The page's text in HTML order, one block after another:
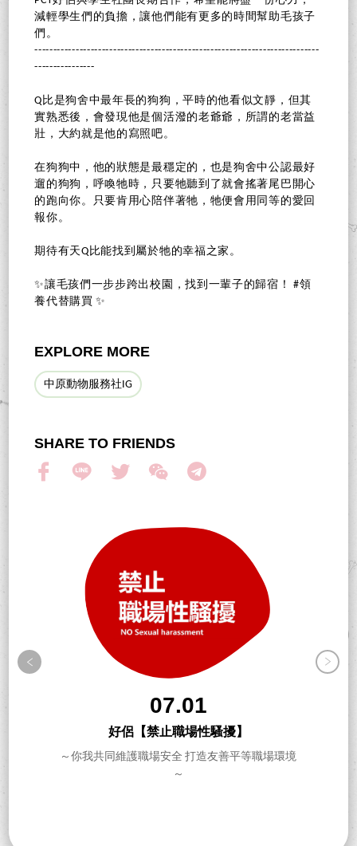
減輕學生們的負擔，讓他們能有更多的時間幫助毛孩子
們。
----------------------------------------------------------------------------
----------------
Q比是狗舍中最年長的狗狗，平時的他看似文靜，但其
實熟悉後，會發現他是個活潑的老爺爺，所謂的老當益
壯，大約就是他的寫照吧。
在狗狗中，他的狀態是最穩定的，也是狗舍中公認最好
遛的狗狗，呼喚牠時，只要牠聽到了就會搖著尾巴開心
的跑向你。只要肯用心陪伴著牠，牠便會用同等的愛回
報你。
期待有天Q比能找到屬於牠的幸福之家。
✨讓毛孩們一步步跨出校園，找到一輩子的歸宿！ #領
養代替購買 ✨
EXPLORE MORE
中原動物服務社IG
SHARE TO FRIENDS
07.01
好侶【禁止職場性騷擾】
～你我共同維護職場安全 打造友善平等職場環境
～